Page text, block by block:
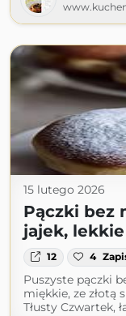
15 lutego 2026
Pączki bez
jajek,
12 4
Puszyste pączki
miękkie, ze złotą
Tłusty Czwartek,